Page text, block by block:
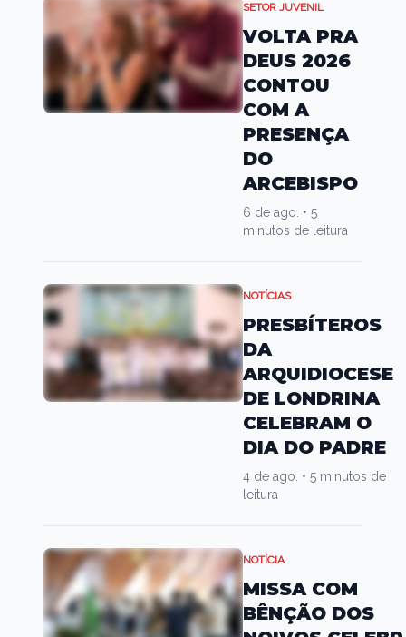
SETOR JUVENIL
VOLTA PRA
DEUS 2026
CONTOU
COM A
PRESENÇA
DO
ARCEBISPO
6 de ago. • 5
minutos de leitura
NOTÍCIAS
PRESBÍTEROS
DA
ARQUIDIOCESE
DE LONDRINA
CELEBRAM O
DIA DO PADRE
4 de ago. • 5 minutos de
leitura
NOTÍCIA
MISSA COM
BÊNÇÃO DOS